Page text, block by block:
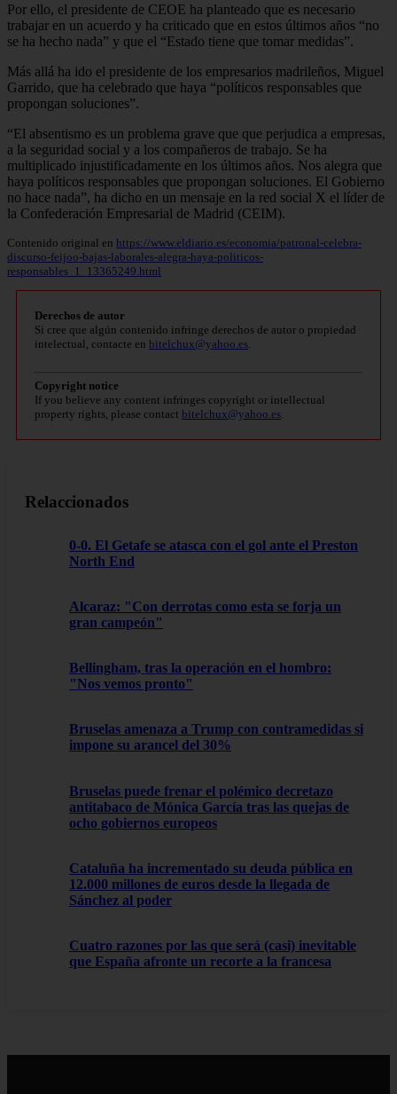
Por ello, el presidente de CEOE ha planteado que es necesario
trabajar en un acuerdo y ha criticado que en estos últimos años “no
se ha hecho nada” y que el “Estado tiene que tomar medidas”.
Más allá ha ido el presidente de los empresarios madrileños, Miguel
Garrido, que ha celebrado que haya “políticos responsables que
propongan soluciones”.
“El absentismo es un problema grave que que perjudica a empresas,
a la seguridad social y a los compañeros de trabajo. Se ha
multiplicado injustificadamente en los últimos años. Nos alegra que
haya políticos responsables que propongan soluciones. El Gobierno
no hace nada”, ha dicho en un mensaje en la red social X el líder de
la Confederación Empresarial de Madrid (CEIM).
Contenido original en https://www.eldiario.es/economia/patronal-celebra-
discurso-feijoo-bajas-laborales-alegra-haya-politicos-
responsables_1_13365249.html
Derechos de autor
Si cree que algún contenido infringe derechos de autor o propiedad
intelectual, contacte en bitelchux@yahoo.es.
Copyright notice
If you believe any content infringes copyright or intellectual
property rights, please contact bitelchux@yahoo.es.
Relaccionados
0-0. El Getafe se atasca con el gol ante el Preston
North End
Alcaraz: "Con derrotas como esta se forja un
gran campeón"
Bellingham, tras la operación en el hombro:
"Nos vemos pronto"
Bruselas amenaza a Trump con contramedidas si
impone su arancel del 30%
Bruselas puede frenar el polémico decretazo
antitabaco de Mónica García tras las quejas de
ocho gobiernos europeos
Cataluña ha incrementado su deuda pública en
12.000 millones de euros desde la llegada de
Sánchez al poder
Cuatro razones por las que será (casi) inevitable
que España afronte un recorte a la francesa